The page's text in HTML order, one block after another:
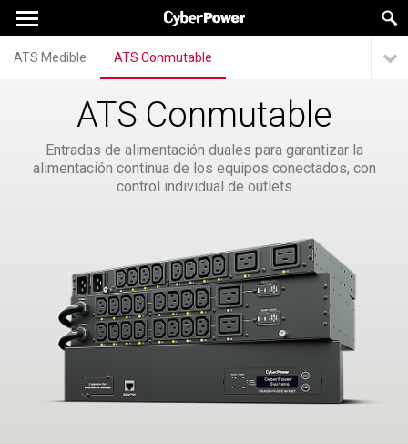
ATS Medible ATS Conmutable
ATS Conmutable
Entradas de alimentación duales para garantizar la
alimentación continua de los equipos conectados, con
control individual de outlets